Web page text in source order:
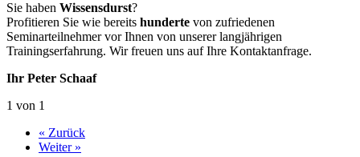
Sie haben Wissensdurst?
Profitieren Sie wie bereits hunderte von zufriedenen
Seminarteilnehmer vor Ihnen von unserer langjährigen
Trainingserfahrung. Wir freuen uns auf Ihre Kontaktanfrage.
Ihr Peter Schaaf
1 von 1
« Zurück
Weiter »